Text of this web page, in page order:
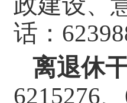
话：
离退休
6215276、